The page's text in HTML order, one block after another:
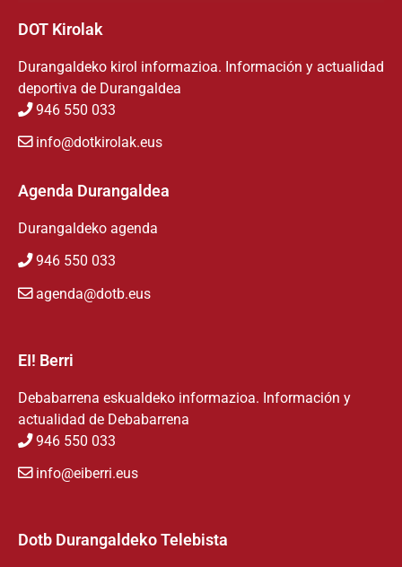
DOT Kirolak
Durangaldeko kirol informazioa. Información y actualidad
deportiva de Durangaldea
946 550 033
info@dotkirolak.eus
Agenda Durangaldea
Durangaldeko agenda
946 550 033
agenda@dotb.eus
EI! Berri
Debabarrena eskualdeko informazioa. Información y
actualidad de Debabarrena
946 550 033
info@eiberri.eus
Dotb Durangaldeko Telebista